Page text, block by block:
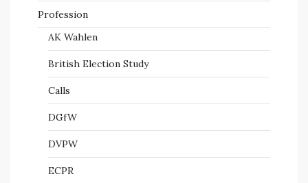
Profession
AK Wahlen
British Election Study
Calls
DGfW
DVPW
ECPR